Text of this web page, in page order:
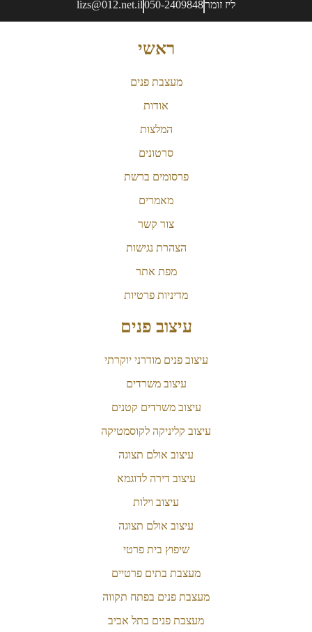
ליז זומר050-2409848
lizs@012.net.il
ראשי
מעצבת פנים
אודות
המלצות
סרטונים
פרסומים ברשת
מאמרים
צור קשר
הצהרת נגישות
מפת אתר
מדיניות פרטיות
עיצוב פנים
עיצוב פנים מודרני יוקרתי
עיצוב משרדים
עיצוב משרדים קטנים
עיצוב קליניקה לקוסמטיקה
עיצוב אולם תצוגה
עיצוב דירה לדוגמא
עיצוב וילות
עיצוב אולם תצוגה
שיפוץ בית פרטי
מעצבת בתים פרטיים
מעצבת פנים בפתח תקווה
מעצבת פנים בתל אביב